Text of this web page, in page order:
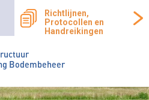
Bodembeheer
Richtlijnen,
Protocollen en
Handreikingen